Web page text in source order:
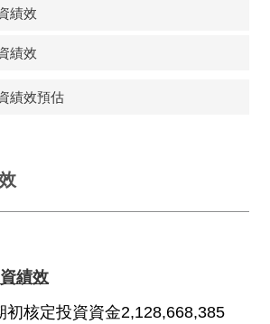
績效
績效
績效預估
績效
初核定投資資金2,128,668,385